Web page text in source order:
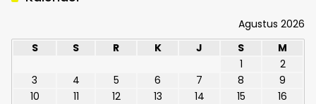
Agustus 2026
S
S R K J S
M
1
2
3
4 5 6 7 8
9
10
11 12 13 14 15
16